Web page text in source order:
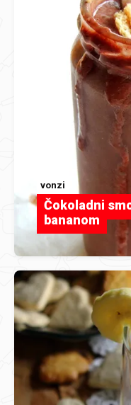
vonzi
Čokoladni
bananom